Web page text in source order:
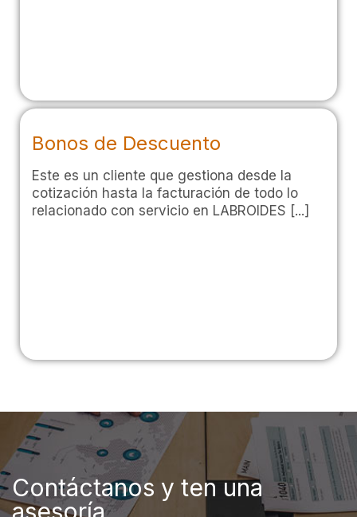
Bonos de Descuento
Este es un cliente que gestiona desde la
cotización hasta la facturación de todo lo
relacionado con servicio en LABROIDES [...]
Contáctanos y ten una